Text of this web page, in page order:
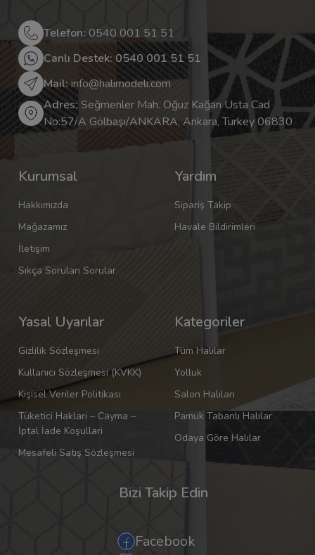
Telefon: 0540 001 51 51
Canlı Destek: 0540 001 51 51
Mail:info@halimodeli.com
Adres: Seğmenler Mah. Oğuz Kağan Usta Cad
No:57/A Gölbaşı/ANKARA, Ankara, Turkey 06830
Kurumsal
Hakkımızda
Mağazamız
İletişim
Sıkça Sorulan Sorular
Yardım
Sipariş Takip
Havale Bildirimleri
Yasal Uyarılar
Gizlilik Sözleşmesi
Kullanıcı Sözleşmesi (KVKK)
Kişisel Veriler Politikası
Tüketici Haklari – Cayma –
İptal İade Koşullari
Mesafeli Satış Sözleşmesi
Kategoriler
Tüm Halılar
Yolluk
Salon Halıları
Pamuk Tabanlı Halılar
Odaya Göre Halılar
Bizi Takip Edin
Facebook